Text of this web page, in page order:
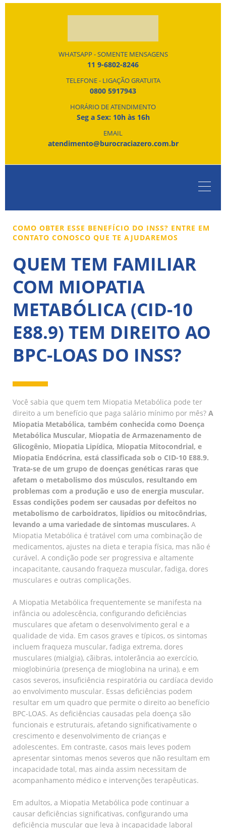
WHATSAPP - SOMENTE MENSAGENS
11 9-6802-8246
TELEFONE - LIGAÇÃO GRATUITA
0800 5917943
HORÁRIO DE ATENDIMENTO
Seg a Sex: 10h às 16h
EMAIL
atendimento@burocraciazero.com.br
COMO OBTER ESSE BENEFÍCIO DO INSS? ENTRE EM
CONTATO CONOSCO QUE TE AJUDAREMOS
QUEM TEM FAMILIAR
COM MIOPATIA
METABÓLICA (CID-10
E88.9) TEM DIREITO AO
BPC-LOAS DO INSS?
Você sabia que quem tem Miopatia Metabólica pode ter
direito a um benefício que paga salário mínimo por mês? A
Miopatia Metabólica, também conhecida como Doença
Metabólica Muscular, Miopatia de Armazenamento de
Glicogênio, Miopatia Lipídica, Miopatia Mitocondrial, e
Miopatia Endócrina, está classificada sob o CID-10 E88.9.
Trata-se de um grupo de doenças genéticas raras que
afetam o metabolismo dos músculos, resultando em
problemas com a produção e uso de energia muscular.
Essas condições podem ser causadas por defeitos no
metabolismo de carboidratos, lipídios ou mitocôndrias,
levando a uma variedade de sintomas musculares. A
Miopatia Metabólica é tratável com uma combinação de
medicamentos, ajustes na dieta e terapia física, mas não é
curável. A condição pode ser progressiva e altamente
incapacitante, causando fraqueza muscular, fadiga, dores
musculares e outras complicações.
A Miopatia Metabólica frequentemente se manifesta na
infância ou adolescência, configurando deficiências
musculares que afetam o desenvolvimento geral e a
qualidade de vida. Em casos graves e típicos, os sintomas
incluem fraqueza muscular, fadiga extrema, dores
musculares (mialgia), cãibras, intolerância ao exercício,
mioglobinúria (presença de mioglobina na urina), e em
casos severos, insuficiência respiratória ou cardíaca devido
ao envolvimento muscular. Essas deficiências podem
resultar em um quadro que permite o direito ao benefício
BPC-LOAS. As deficiências causadas pela doença são
funcionais e estruturais, afetando significativamente o
crescimento e desenvolvimento de crianças e
adolescentes. Em contraste, casos mais leves podem
apresentar sintomas menos severos que não resultam em
incapacidade total, mas ainda assim necessitam de
acompanhamento médico e intervenções terapêuticas.
Em adultos, a Miopatia Metabólica pode continuar a
causar deficiências significativas, configurando uma
deficiência muscular que leva à incapacidade laboral